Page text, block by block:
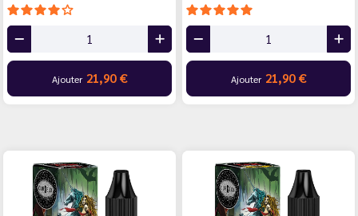
Ajouter 21,90 € Ajouter 21,90 €